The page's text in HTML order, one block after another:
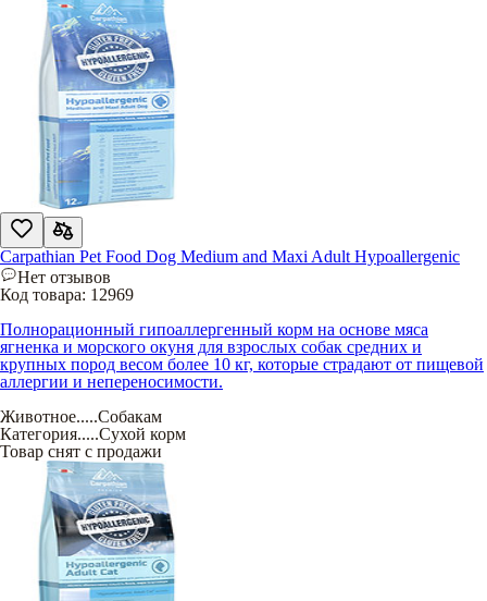
Carpathian Pet Food Dog Medium and Maxi Adult Hypoallergenic
Нет отзывов
Код товара: 12969
Полнорационный гипоаллергенный корм на основе мяса
ягненка и морского окуня для взрослых собак средних и
крупных пород весом более 10 кг, которые страдают от пищевой
аллергии и непереносимости.
Животное.....Собакам
Категория.....Сухой корм
Товар снят с продажи